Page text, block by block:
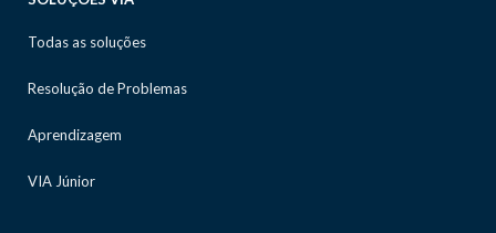
Todas as soluções
Resolução de Problemas
Aprendizagem
VIA Júnior